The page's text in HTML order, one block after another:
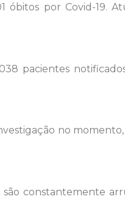
óbitos por Covid-19.
pacientes
no
são constantemente